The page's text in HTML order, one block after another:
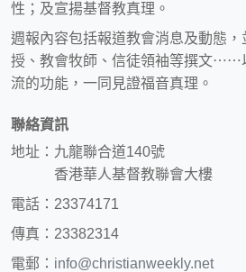
性；及宣揚基督教真理。
週報內容包括報道教會消息及動態
授、教會牧師、信徒領袖等撰文⋯⋯
流的功能，一同見證福音真理。
聯絡資訊
地址：九龍聯合道140號
香港華人基督教聯會大樓
電話：23374171
傳真：23382314
電郵： info@christianweekly.net